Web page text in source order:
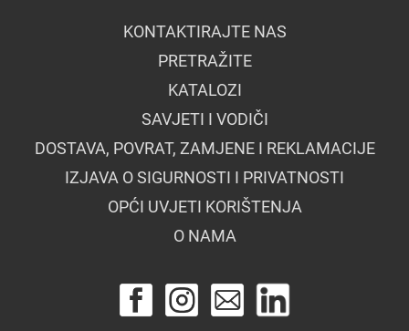
KONTAKTIRAJTE NAS
PRETRAŽITE
KATALOZI
SAVJETI I VODIČI
DOSTAVA, POVRAT, ZAMJENE I REKLAMACIJE
IZJAVA O SIGURNOSTI I PRIVATNOSTI
OPĆI UVJETI KORIŠTENJA
O NAMA